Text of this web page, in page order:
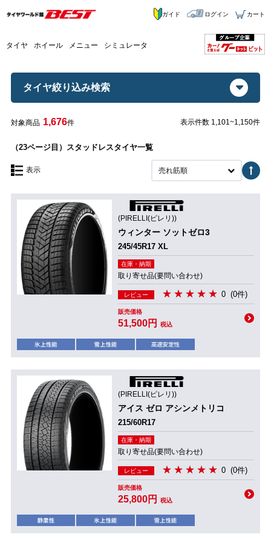
タイヤ ホイール メニュー シミュレータ
ガイド ログイン カート
タイヤ絞り込み検索
対象商品 1,676件 表示件数 1,101~1,150件
（23ページ目）スタッドレスタイヤ一覧
表示 売れ筋順
(PIRELLI(ピレリ))
ウィンター ソットゼロ3
245/45R17 XL
在庫・納期
取り寄せ品(要問い合わせ)
レビュー 0 (0件)
販売価格
51,500円 税込
(PIRELLI(ピレリ))
アイス ゼロ アシンメトリコ
215/60R17
在庫・納期
取り寄せ品(要問い合わせ)
レビュー 0 (0件)
販売価格
25,800円 税込